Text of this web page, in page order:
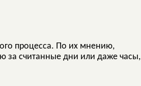
процесса. По их мнению,
за считанные дни или даже часы,